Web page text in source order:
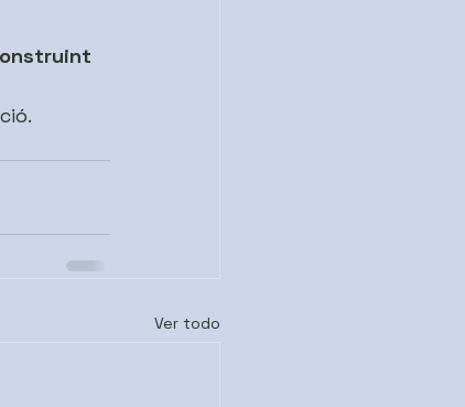
Ver todo